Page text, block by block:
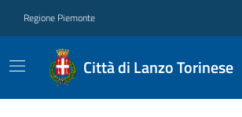
Regione Piemonte
Città di Lanzo Torinese